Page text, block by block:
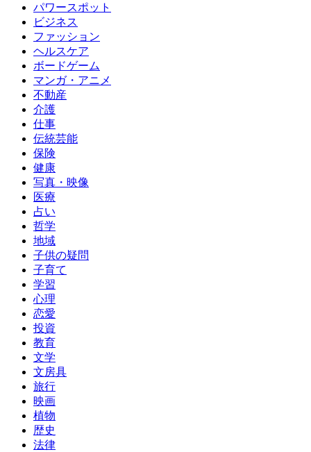
パワースポット
ビジネス
ファッション
ヘルスケア
ボードゲーム
マンガ・アニメ
不動産
介護
仕事
伝統芸能
保険
健康
写真・映像
医療
占い
哲学
地域
子供の疑問
子育て
学習
心理
恋愛
投資
教育
文学
文房具
旅行
映画
植物
歴史
法律